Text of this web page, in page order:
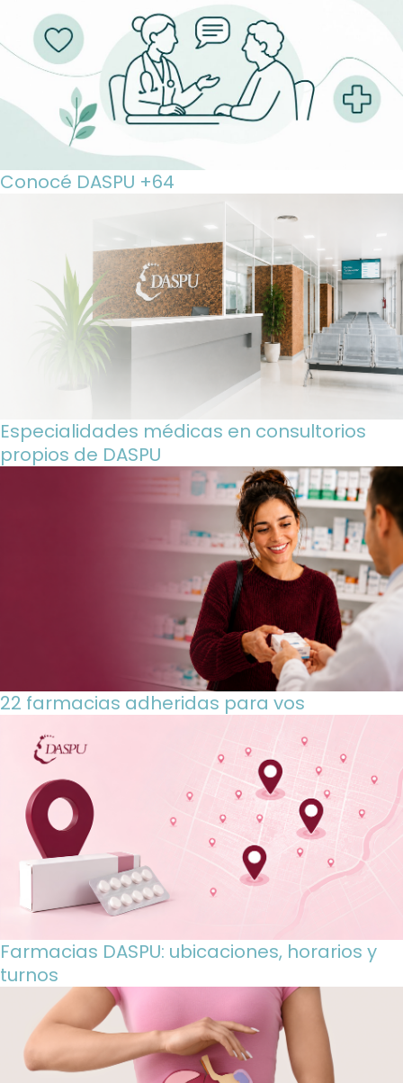
Conocé DASPU +64
Especialidades médicas en consultorios
propios de DASPU
22 farmacias adheridas para vos
Farmacias DASPU: ubicaciones, horarios y
turnos